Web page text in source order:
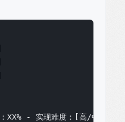
- 实现难度：[高/中/低]